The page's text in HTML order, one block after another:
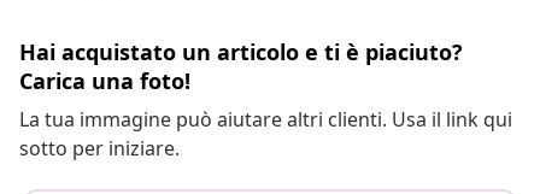
Hai acquistato un articolo e ti è piaciuto?
Carica una foto!
La tua immagine può aiutare altri clienti. Usa il link qui
sotto per iniziare.